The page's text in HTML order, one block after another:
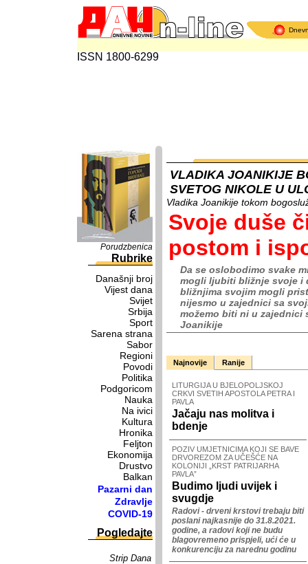
ISSN 1800-6299
Porudzbenica
Rubrike
Današnji broj
Vijest dana
Svijet
Srbija
Sport
Sarena strana
Sabor
Regioni
Povodi
Politika
Podgoricom
Nauka
Na ivici
Kultura
Hronika
Feljton
Ekonomija
Drustvo
Balkan
Pazarni dan
Zdravlje
COVID-19
Pogledajte
Strip Dana
VLADIKA JOANIKIJE
SVETOG NIKOLE U
Vladika Joanikije tokom
Svoje duše
postom i
Da se oslobodimo svake
mogli ljubiti bližnje svoje i
bližnjima svojim mogli
nijesmo u zajednici sa
možemo biti ni u zajednici
Joanikije
Najnovije Ranije
LITURGIJA U BJELOPOLJSKOJ
CRKVI SVETIH APOSTOLA PETRA I
PAVLA
Jačaju nas molitva i
bdenje
POZIV UMJETNICIMA KOJI SE BAVE
DRVOREZOM ZA UČEŠĆE NA
KOLONIJI „KRST PATRIJARHA
PAVLA”
Budimo ljudi uvijek i
svugdje
Radovi - drveni krstovi trebaju biti
poslani najkasnije do 31.8.2021.
godine, a radovi koji ne budu
blagovremeno prispjeli, ući će u
konkurenciju za narednu godinu